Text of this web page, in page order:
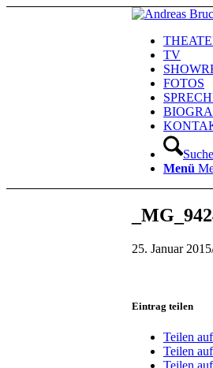
TV
FOTOS
Suche
Menü
25. Januar 2015
Eintrag teilen
Teilen
Teilen